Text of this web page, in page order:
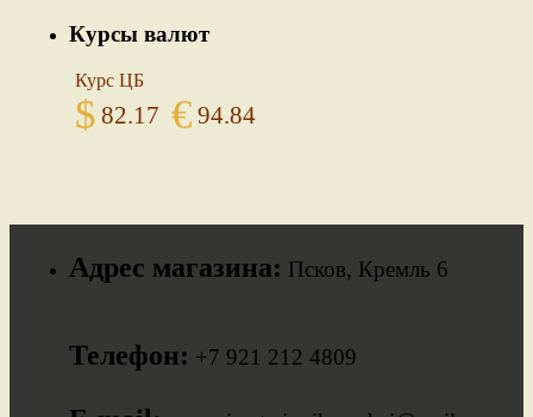
Курсы валют
Курс ЦБ
$ 82.17 € 94.84
Адрес магазина: Псков, Кремль 6
Телефон: +7 921 212 4809